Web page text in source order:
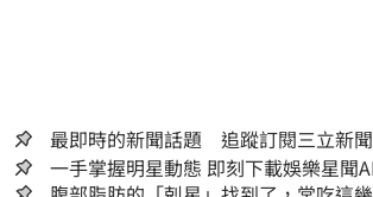
最即時的新聞話題 追蹤訂閱三立新
一手掌握明星動態 即刻下載娛樂星